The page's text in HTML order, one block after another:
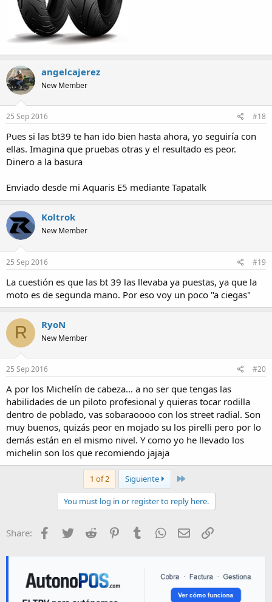
angelcajerez
New Member
25 Sep 2016 #18
Pues si las bt39 te han ido bien hasta ahora, yo seguiría con
ellas. Imagina que pruebas otras y el resultado es peor.
Dinero a la basura
Enviado desde mi Aquaris E5 mediante Tapatalk
Koltrok
New Member
25 Sep 2016 #19
La cuestión es que las bt 39 las llevaba ya puestas, ya que la
moto es de segunda mano. Por eso voy un poco "a ciegas"
R RyoN
New Member
25 Sep 2016 #20
A por los Michelín de cabeza... a no ser que tengas las
habilidades de un piloto profesional y quieras tocar rodilla
dentro de poblado, vas sobaraoooo con los street radial. Son
muy buenos, quizás peor en mojado su los pirelli pero por lo
demás están en el mismo nivel. Y como yo he llevado los
michelin son los que recomiendo jajaja
1 of 2 Siguiente Last
You must log in or register to reply here.
Share: Facebook
TwitterReddit PinterestTumblrWhatsApp
E-mailEnlace